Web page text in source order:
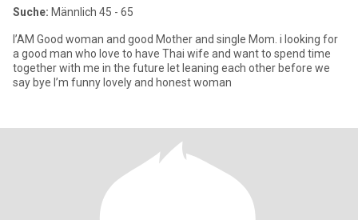
Suche: Männlich 45 - 65
I’AM Good woman and good Mother and single Mom. i looking for
a good man who love to have Thai wife and want to spend time
together with me in the future let leaning each other before we
say bye I’m funny lovely and honest woman